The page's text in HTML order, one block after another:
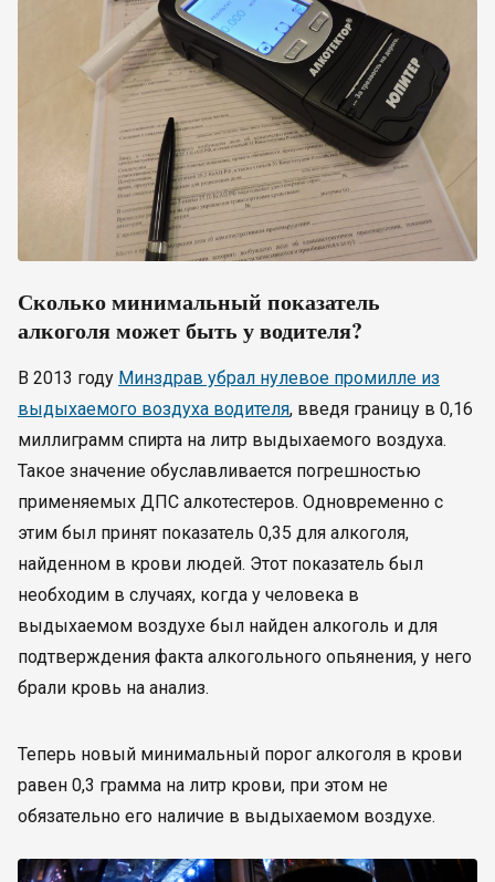
Сколько минимальный показатель
алкоголя может быть у водителя?
В 2013 году Минздрав убрал нулевое промилле из
выдыхаемого воздуха водителя, введя границу в 0,16
миллиграмм спирта на литр выдыхаемого воздуха.
Такое значение обуславливается погрешностью
применяемых ДПС алкотестеров. Одновременно с
этим был принят показатель 0,35 для алкоголя,
найденном в крови людей. Этот показатель был
необходим в случаях, когда у человека в
выдыхаемом воздухе был найден алкоголь и для
подтверждения факта алкогольного опьянения, у него
брали кровь на анализ.
Теперь новый минимальный порог алкоголя в крови
равен 0,3 грамма на литр крови, при этом не
обязательно его наличие в выдыхаемом воздухе.